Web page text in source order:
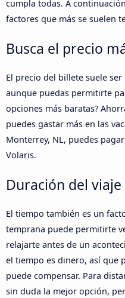
cumpla todas. A
factores que más se suelen
Busca el precio
El precio del billete suele
aunque puedas permitirte
opciones más baratas?
puedes gastar más en las
Monterrey, NL, puedes
Volaris.
Duración del viaje
El tiempo también es un
temprana puede permitirte
relajarte antes de un
el tiempo es dinero, así que
puede compensar. Para
sin duda la mejor opción,